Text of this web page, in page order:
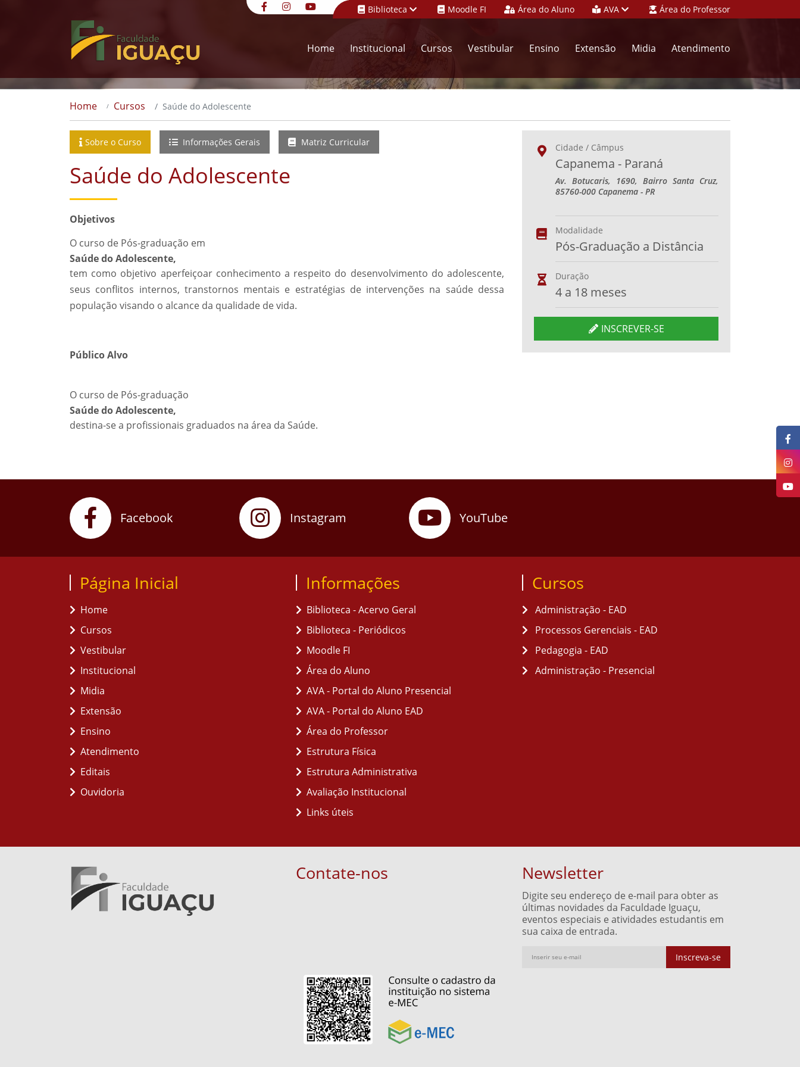
Biblioteca Moodle FI Área do Aluno AVA Área do Professor
Home Institucional Cursos Vestibular Ensino Extensão Midia Atendimento
Home Cursos Saúde do Adolescente
Sobre o Curso Informações Gerais Matriz Curricular
Saúde do Adolescente
Objetivos
O curso de Pós-graduação em
Saúde do Adolescente,
tem como objetivo aperfeiçoar conhecimento a respeito do desenvolvimento do adolescente,
seus conflitos internos, transtornos mentais e estratégias de intervenções na saúde dessa
população visando o alcance da qualidade de vida.
Público Alvo
O curso de Pós-graduação
Saúde do Adolescente,
destina-se a profissionais graduados na área da Saúde.
Cidade / Câmpus
Capanema - Paraná
Av. Botucaris, 1690, Bairro Santa Cruz,
85760-000 Capanema - PR
Modalidade
Pós-Graduação a Distância
Duração
4 a 18 meses
INSCREVER-SE
Facebook Instagram YouTube
Página Inicial
Home
Cursos
Vestibular
Institucional
Midia
Extensão
Ensino
Atendimento
Editais
Ouvidoria
Informações
Biblioteca - Acervo Geral
Biblioteca - Periódicos
Moodle FI
Área do Aluno
AVA - Portal do Aluno Presencial
AVA - Portal do Aluno EAD
Área do Professor
Estrutura Física
Estrutura Administrativa
Avaliação Institucional
Links úteis
Cursos
Administração - EAD
Processos Gerenciais - EAD
Pedagogia - EAD
Administração - Presencial
Contate-nos Newsletter
Digite seu endereço de e-mail para obter as
últimas novidades da Faculdade Iguaçu,
eventos especiais e atividades estudantis em
sua caixa de entrada.
Inscreva-se